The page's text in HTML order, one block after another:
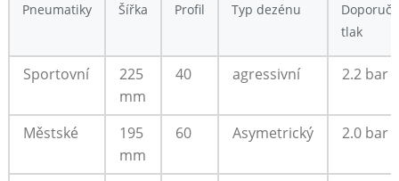
Pneumatiky Šířka Profil Typ dezénu
‌tlak
Sportovní
225
mm
40 agressivní 2.2 bar
Městské
195
mm
60 Asymetrický 2.0 bar